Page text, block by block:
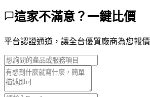
這家不滿意？一鍵比價
平台認證通道，讓全台優質廠商為您報價